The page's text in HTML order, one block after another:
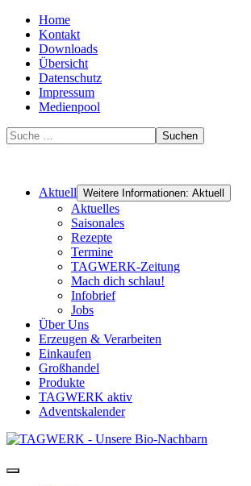
Home
Kontakt
Downloads
Übersicht
Datenschutz
Impressum
Medienpool
Suchen
Aktuell Weitere Informationen: Aktuell
Aktuelles
Saisonales
Rezepte
Termine
TAGWERK-Zeitung
Mach dich schlau!
Infobrief
Jobs
Über Uns
Erzeugen & Verarbeiten
Einkaufen
Großhandel
Produkte
TAGWERK aktiv
Adventskalender